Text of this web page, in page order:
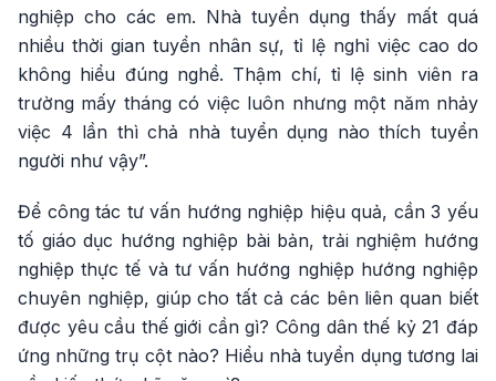
nghiệp cho các em. Nhà tuyển dụng thấy mất quá
nhiều thời gian tuyển nhân sự, tỉ lệ nghỉ việc cao do
không hiểu đúng nghề. Thậm chí, tỉ lệ sinh viên ra
trường mấy tháng có việc luôn nhưng một năm nhảy
việc 4 lần thì chả nhà tuyển dụng nào thích tuyển
người như vậy”.
Để công tác tư vấn hướng nghiệp hiệu quả, cần 3 yếu
tố giáo dục hướng nghiệp bài bản, trải nghiệm hướng
nghiệp thực tế và tư vấn hướng nghiệp hướng nghiệp
chuyên nghiệp, giúp cho tất cả các bên liên quan biết
được yêu cầu thế giới cần gì? Công dân thế kỷ 21 đáp
ứng những trụ cột nào? Hiểu nhà tuyển dụng tương lai